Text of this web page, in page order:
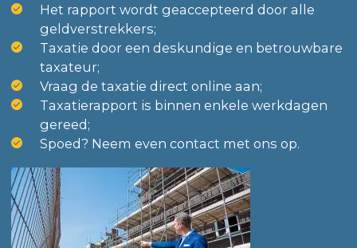
Het rapport wordt geaccepteerd door alle
geldverstrekkers;
Taxatie door een deskundige en betrouwbare
taxateur;
Vraag de taxatie direct online aan;
Taxatierapport is binnen enkele werkdagen
gereed;
Spoed? Neem even contact met ons op.